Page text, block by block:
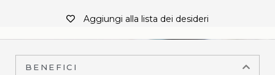
Aggiungi alla lista dei desideri
BENEFICI